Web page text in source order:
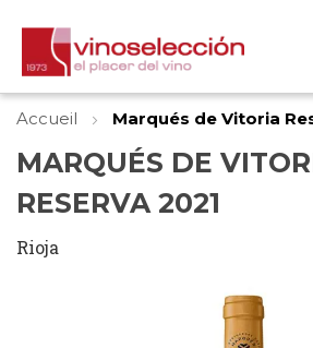
Accueil Marqués de Vitoria
MARQUÉS DE
RESERVA 2021
Rioja